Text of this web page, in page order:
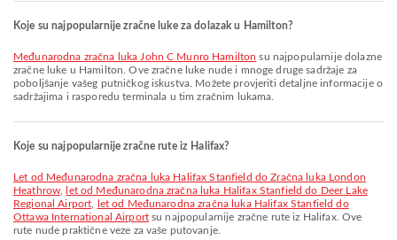
Koje su najpopularnije zračne luke za dolazak u Hamilton?
Međunarodna zračna luka John C Munro Hamilton su najpopularnije dolazne
zračne luke u Hamilton. Ove zračne luke nude i mnoge druge sadržaje za
poboljšanje vašeg putničkog iskustva. Možete provjeriti detaljne informacije o
sadržajima i rasporedu terminala u tim zračnim lukama.
Koje su najpopularnije zračne rute iz Halifax?
let od Međunarodna zračna luka Halifax Stanfield do Zračna luka London
Heathrow
let od Međunarodna zračna luka Halifax Stanfield do Deer Lake
Regional Airport
let od Međunarodna zračna luka Halifax Stanfield do
Ottawa International Airportsu najpopularnije zračne rute iz Halifax. Ove
rute nude praktične veze za vaše putovanje.